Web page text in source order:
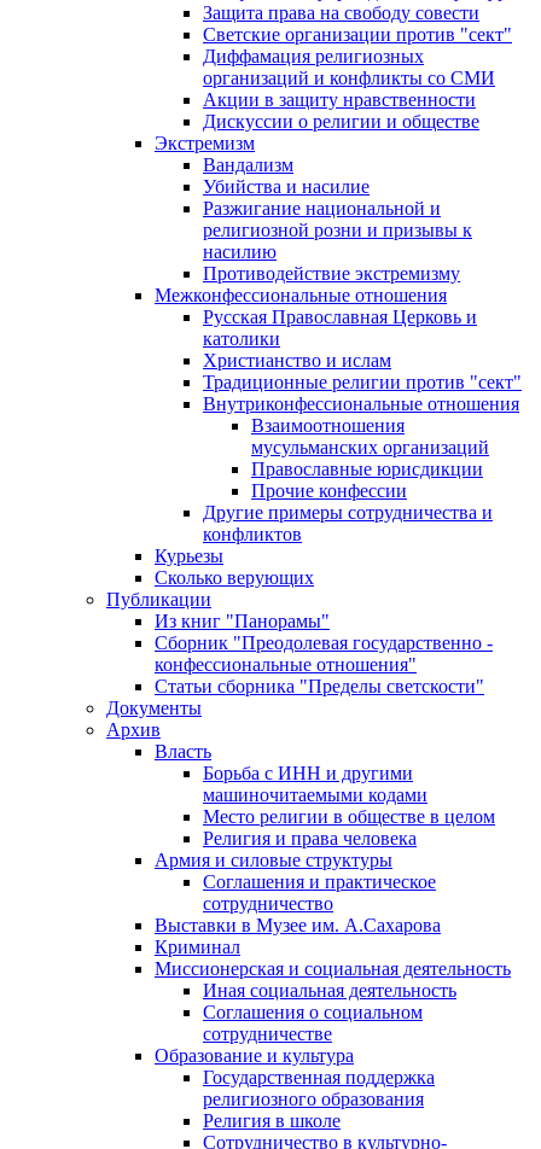
Защита права на свободу совести
Светские организации против "сект"
Диффамация религиозных
организаций и конфликты со СМИ
Акции в защиту нравственности
Дискуссии о религии и обществе
Экстремизм
Вандализм
Убийства и насилие
Разжигание национальной и
религиозной розни и призывы к
насилию
Противодействие экстремизму
Межконфессиональные отношения
Русская Православная Церковь и
католики
Христианство и ислам
Традиционные религии против "сект"
Внутриконфессиональные отношения
Взаимоотношения
мусульманских организаций
Православные юрисдикции
Прочие конфессии
Другие примеры сотрудничества и
конфликтов
Курьезы
Сколько верующих
Публикации
Из книг "Панорамы"
Сборник "Преодолевая государственно -
конфессиональные отношения"
Статьи сборника "Пределы светскости"
Документы
Архив
Власть
Борьба с ИНН и другими
машиночитаемыми кодами
Место религии в обществе в целом
Религия и права человека
Армия и силовые структуры
Соглашения и практическое
сотрудничество
Выставки в Музее им. А.Сахарова
Криминал
Миссионерская и социальная деятельность
Иная социальная деятельность
Соглашения о социальном
сотрудничестве
Образование и культура
Государственная поддержка
религиозного образования
Религия в школе
Сотрудничество в культурно-